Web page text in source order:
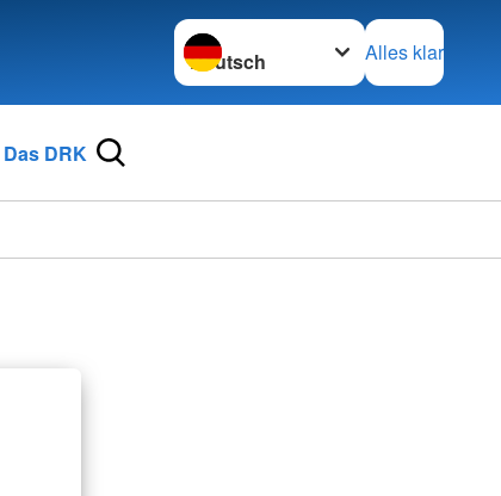
Sprache wechseln zu
Alles klar
Das DRK